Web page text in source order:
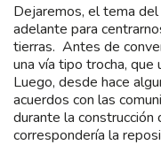
Dejaremos, el tema
adelante para
tierras. Antes de
una vía tipo trocha, que
Luego, desde hace
acuerdos con las
durante la construcción
correspondería la